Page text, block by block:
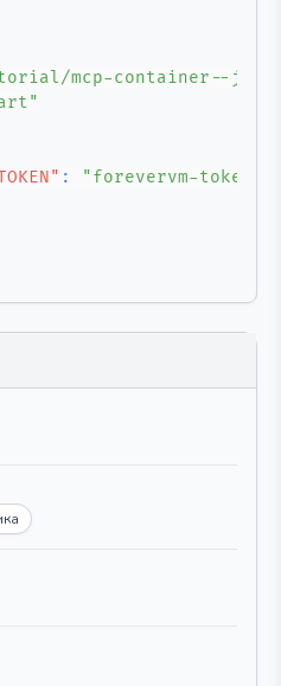
mcp-container--
:
"forevervm-token"